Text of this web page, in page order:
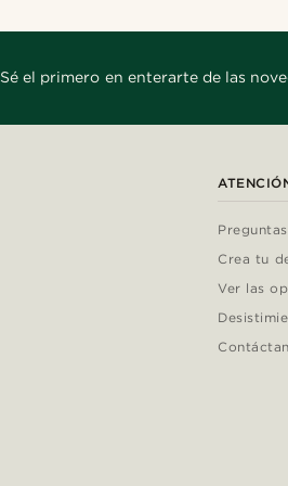
Sé el primero en enterarte de las
Crea tu
Ver las